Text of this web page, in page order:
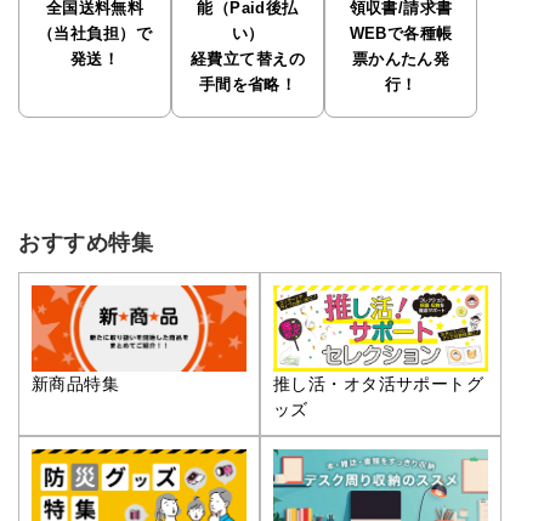
全国送料無料
（当社負担）で
発送！
能（Paid後払
い）
経費立て替えの
手間を省略！
領収書/請求書
WEBで各種帳
票かんたん発
行！
おすすめ特集
新商品特集
推し活・オタ活サポートグ
ッズ